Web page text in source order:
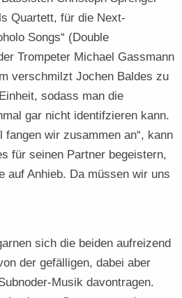
Quartett, für die Next-
Songs“ (Double
Trompeter Michael Gassmann
verschmilzt Jochen Baldes zu
sodass man die
gar nicht identifzieren kann.
fangen wir zusammen an“, kann
für seinen Partner begeistern,
auf Anhieb. Da müssen wir uns
sich die beiden aufreizend
der gefälligen, dabei aber
Musik davontragen.